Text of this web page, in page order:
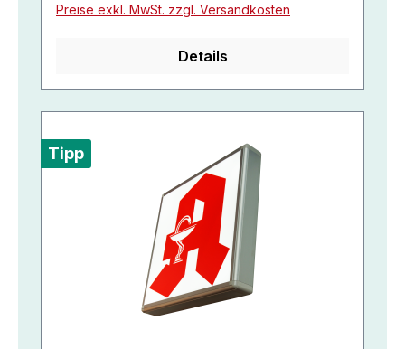
Preise exkl. MwSt. zzgl. Versandkosten
Details
Tipp